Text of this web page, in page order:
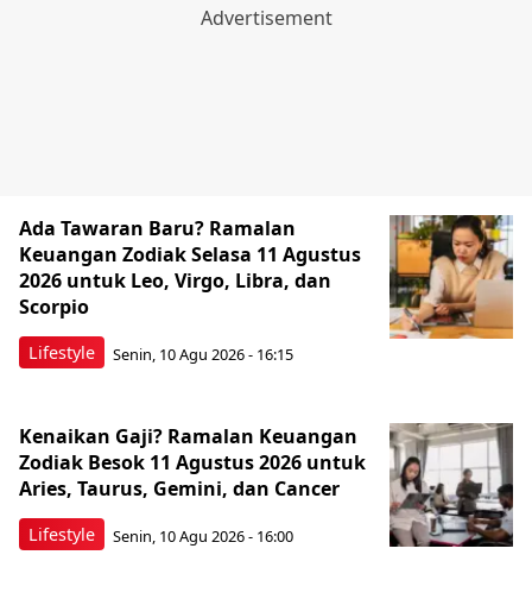
Lifestyle
Ada Tawaran Baru? Ramalan
Keuangan Zodiak Selasa 11 Agustus
2026 untuk Leo, Virgo, Libra, dan
Scorpio
Senin, 10 Agu 2026 - 16:15
Lifestyle
Kenaikan Gaji? Ramalan Keuangan
Zodiak Besok 11 Agustus 2026 untuk
Aries, Taurus, Gemini, dan Cancer
Senin, 10 Agu 2026 - 16:00